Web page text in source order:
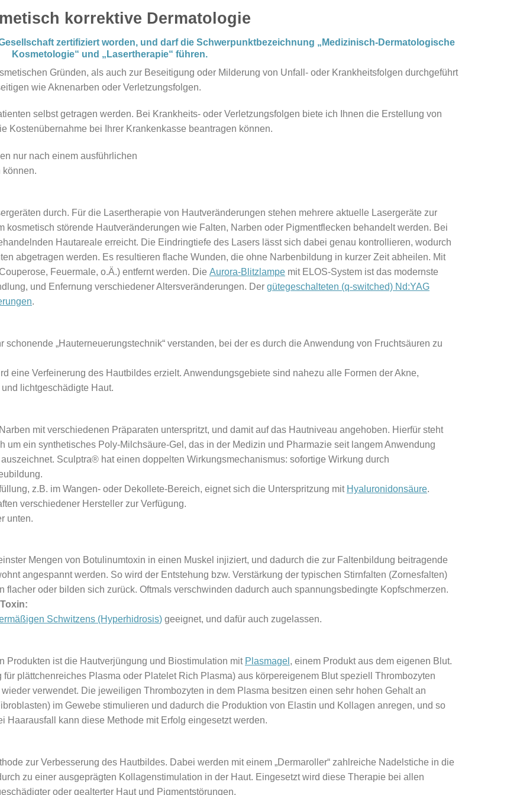
korrektive Dermatologie
zertifiziert worden, und darf die Schwerpunktbezeichnung „Medizinisch-Dermatologische
Kosmetologie“ und „Lasertherapie“ führen.
Gründen, als auch zur Beseitigung oder Milderung von Unfall- oder Krankheitsfolgen durchgeführt
wie Aknenarben oder Verletzungsfolgen.
selbst getragen werden. Bei Krankheits- oder Verletzungsfolgen biete ich Ihnen die Erstellung von
Kostenübernahme bei Ihrer Krankenkasse beantragen können.
nur nach einem ausführlichen
können.
durch. Für die Lasertherapie von Hautveränderungen stehen mehrere aktuelle Lasergeräte zur
kosmetisch störende Hautveränderungen wie Falten, Narben oder Pigmentflecken behandelt werden. Bei
Hautareale erreicht. Die Eindringtiefe des Lasers lässt sich dabei genau kontrollieren, wodurch
abgetragen werden. Es resultieren flache Wunden, die ohne Narbenbildung in kurzer Zeit abheilen. Mit
Feuermale, o.Ä.) entfernt werden. Die Aurora-Blitzlampe mit ELOS-System ist das modernste
und Enfernung verschiedener Altersveränderungen. Der gütegeschalteten (q-switched) Nd:YAG
.
schonende „Hauterneuerungstechnik“ verstanden, bei der es durch die Anwendung von Fruchtsäuren zu
eine Verfeinerung des Hautbildes erzielt. Anwendungsgebiete sind nahezu alle Formen der Akne,
lichtgeschädigte Haut.
mit verschiedenen Präparaten unterspritzt, und damit auf das Hautniveau angehoben. Hierfür steht
um ein synthetisches Poly-Milchsäure-Gel, das in der Medizin und Pharmazie seit langem Anwendung
Sculptra® hat einen doppelten Wirkungsmechanismus: sofortige Wirkung durch
z.B. im Wangen- oder Dekollete-Bereich, eignet sich die Unterspritzung mit Hyaluronidonsäure.
verschiedener Hersteller zur Verfügung.
unten.
Mengen von Botulinumtoxin in einen Muskel injiziert, und dadurch die zur Faltenbildung beitragende
angespannt werden. So wird der Entstehung bzw. Verstärkung der typischen Stirnfalten (Zornesfalten)
oder bilden sich zurück. Oftmals verschwinden dadurch auch spannungsbedingte Kopfschmerzen.
Schwitzens (Hyperhidrosis) geeignet, und dafür auch zugelassen.
Produkten ist die Hautverjüngung und Biostimulation mit Plasmagel , einem Produkt aus dem eigenen Blut.
plättchenreiches Plasma oder Platelet Rich Plasma) aus körpereigenem Blut speziell Thrombozyten
verwendet. Die jeweiligen Thrombozyten in dem Plasma besitzen einen sehr hohen Gehalt an
im Gewebe stimulieren und dadurch die Produktion von Elastin und Kollagen anregen, und so
Haarausfall kann diese Methode mit Erfolg eingesetzt werden.
zur Verbesserung des Hautbildes. Dabei werden mit einem „Dermaroller“ zahlreiche Nadelstiche in die
zu einer ausgeprägten Kollagenstimulation in der Haut. Eingesetzt wird diese Therapie bei allen
oder gealterter Haut und Pigmentstörungen.